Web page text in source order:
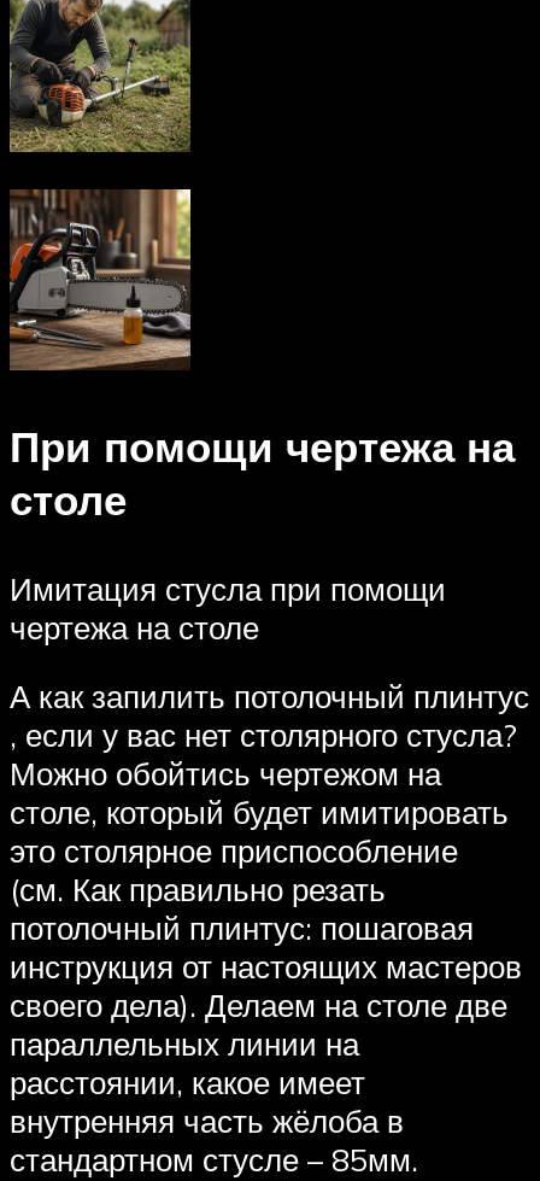
При помощи чертежа на
столе
Имитация стусла при помощи
чертежа на столе
А как запилить потолочный плинтус
, если у вас нет столярного стусла?
Можно обойтись чертежом на
столе, который будет имитировать
это столярное приспособление
(см. Как правильно резать
потолочный плинтус: пошаговая
инструкция от настоящих мастеров
своего дела). Делаем на столе две
параллельных линии на
расстоянии, какое имеет
внутренняя часть жёлоба в
стандартном стусле – 85мм.